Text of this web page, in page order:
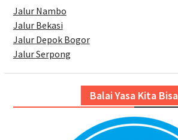
Jalur Nambo
Jalur Bekasi
Jalur Depok Bogor
Jalur Serpong
Balai Yasa Kita Bisa